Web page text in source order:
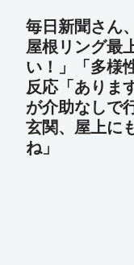
毎日新聞さん
屋根リング最
い！」「多様
反応「ありま
が介助なしで
玄関、屋上に
ね」